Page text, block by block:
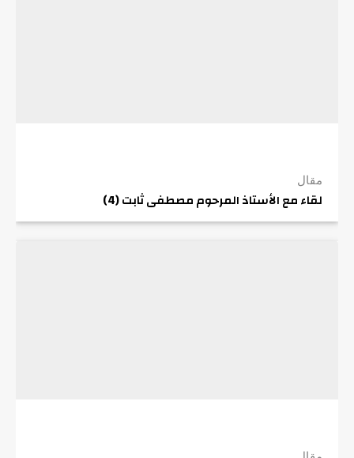
مقال
لقاء مع الأستاذ المرحوم مصطفى ثابت (4)